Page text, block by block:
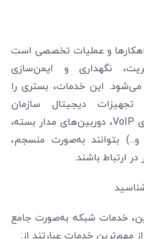
و عملیات تخصصی است
نگهداری و ایمن‌سازی
می‌شود. این خدمات، بستری را
دیجیتال سازمان
(کامپیوترها، سرورها، تلفن‌های VoIP، دوربین‌های مدار بسته،
بتوانند به‌صورت منسجم،
ارتباط باشند.
خدمات شبکه به‌صورت جامع
مهم‌ترین خدمات عبارتند از: